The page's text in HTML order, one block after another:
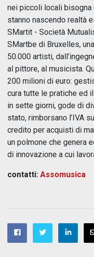
nei piccoli locali bisogna
stanno nascendo realtà
SMartit - Società
SMartbe di Bruxelles,
50.000 artisti,
al pittore, al musicista.
200 milioni di euro:
cura tutte le pratiche ed
in sette giorni, gode di
stato, rimborsano l’IVA
credito per acquisti di
un polmone che genera
di innovazione a cui
contatti: Assomusica